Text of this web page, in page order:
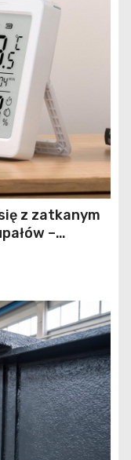
z zatkanym
–
jakość snu